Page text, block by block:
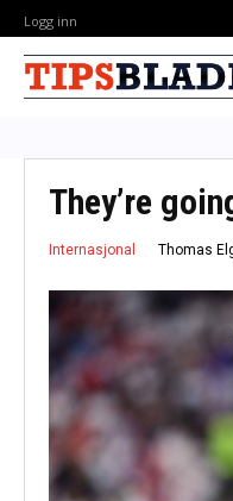
Logg inn
They’re
Internasjonal Thomas